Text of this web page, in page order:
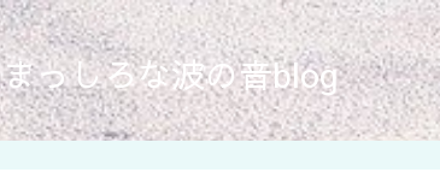
まっしろな波の音blog